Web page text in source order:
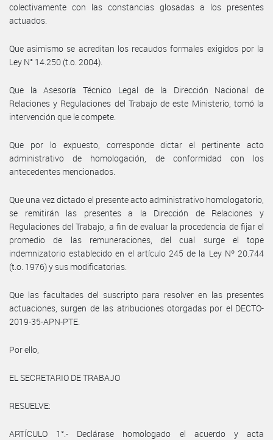
colectivamente con las constancias glosadas a los presentes
actuados.
Que asimismo se acreditan los recaudos formales exigidos por la
Ley N° 14.250 (t.o. 2004).
Que la Asesoría Técnico Legal de la Dirección Nacional de
Relaciones y Regulaciones del Trabajo de este Ministerio, tomó la
intervención que le compete.
Que por lo expuesto, corresponde dictar el pertinente acto
administrativo de homologación, de conformidad con los
antecedentes mencionados.
Que una vez dictado el presente acto administrativo homologatorio,
se remitirán las presentes a la Dirección de Relaciones y
Regulaciones del Trabajo, a fin de evaluar la procedencia de fijar el
promedio de las remuneraciones, del cual surge el tope
indemnizatorio establecido en el artículo 245 de la Ley Nº 20.744
(t.o. 1976) y sus modificatorias.
Que las facultades del suscripto para resolver en las presentes
actuaciones, surgen de las atribuciones otorgadas por el DECTO-
2019-35-APN-PTE.
Por ello,
EL SECRETARIO DE TRABAJO
RESUELVE:
ARTÍCULO 1°.- Declárase homologado el acuerdo y acta